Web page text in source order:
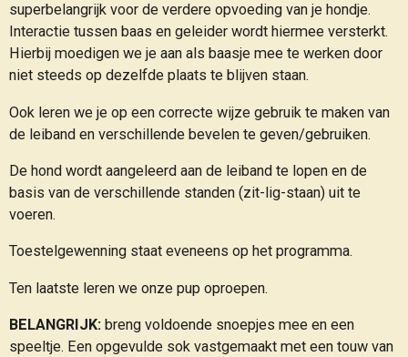
superbelangrijk voor de verdere opvoeding van je hondje.
Interactie tussen baas en geleider wordt hiermee versterkt.
Hierbij moedigen we je aan als baasje mee te werken door
niet steeds op dezelfde plaats te blijven staan.
Ook leren we je op een correcte wijze gebruik te maken van
de leiband en verschillende bevelen te geven/gebruiken.
De hond wordt aangeleerd aan de leiband te lopen en de
basis van de verschillende standen (zit-lig-staan) uit te
voeren.
Toestelgewenning staat eveneens op het programma.
Ten laatste leren we onze pup oproepen.
BELANGRIJK: breng voldoende snoepjes mee en een
speeltje. Een opgevulde sok vastgemaakt met een touw van